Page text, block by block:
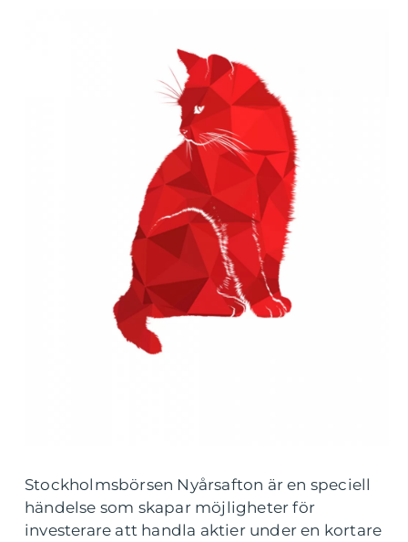
Stockholmsbörsen Nyårsafton är en speciell
händelse som skapar möjligheter för
investerare att handla aktier under en kortare